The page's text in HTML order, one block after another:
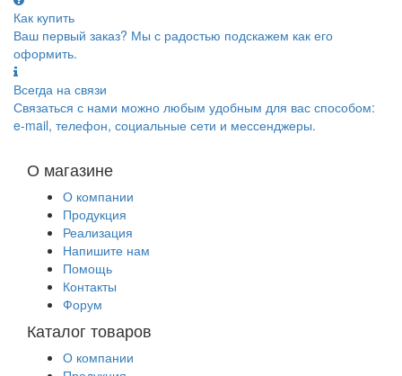
Как купить
Ваш первый заказ? Мы с радостью подскажем как его
оформить.
Всегда на связи
Связаться с нами можно любым удобным для вас способом:
e-mail, телефон, социальные сети и мессенджеры.
О магазине
О компании
Продукция
Реализация
Напишите нам
Помощь
Контакты
Форум
Каталог товаров
О компании